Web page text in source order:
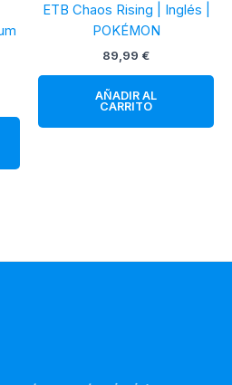
ETB Chaos Rising | Inglés |
POKÉMON
89,99 €
AÑADIR AL
CARRITO